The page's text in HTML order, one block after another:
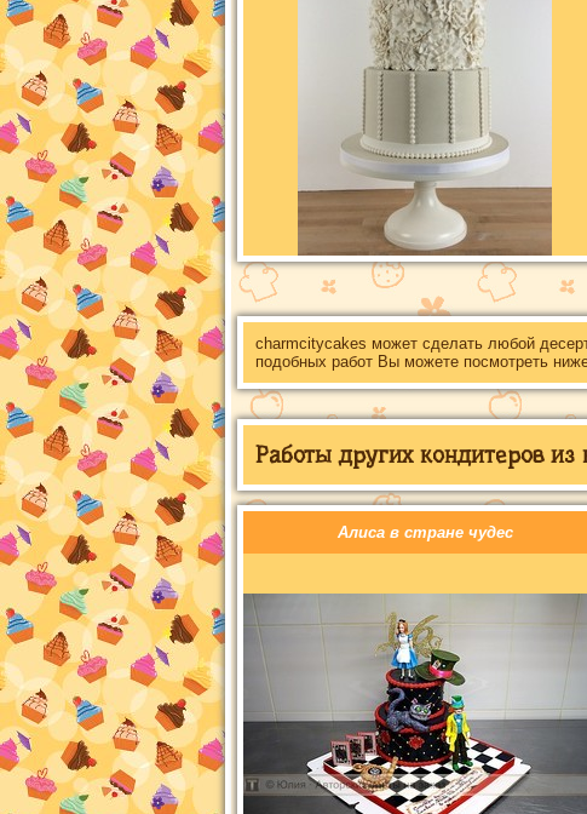
charmcitycakes может сделать любой
подобных работ Вы можете посмотреть
Работы других кондитеров из
Алиса в стране чудес